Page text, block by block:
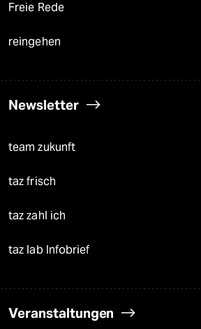
Freie Rede
reingehen
Newsletter
team zukunft
taz frisch
taz zahl ich
taz lab Infobrief
Veranstaltungen